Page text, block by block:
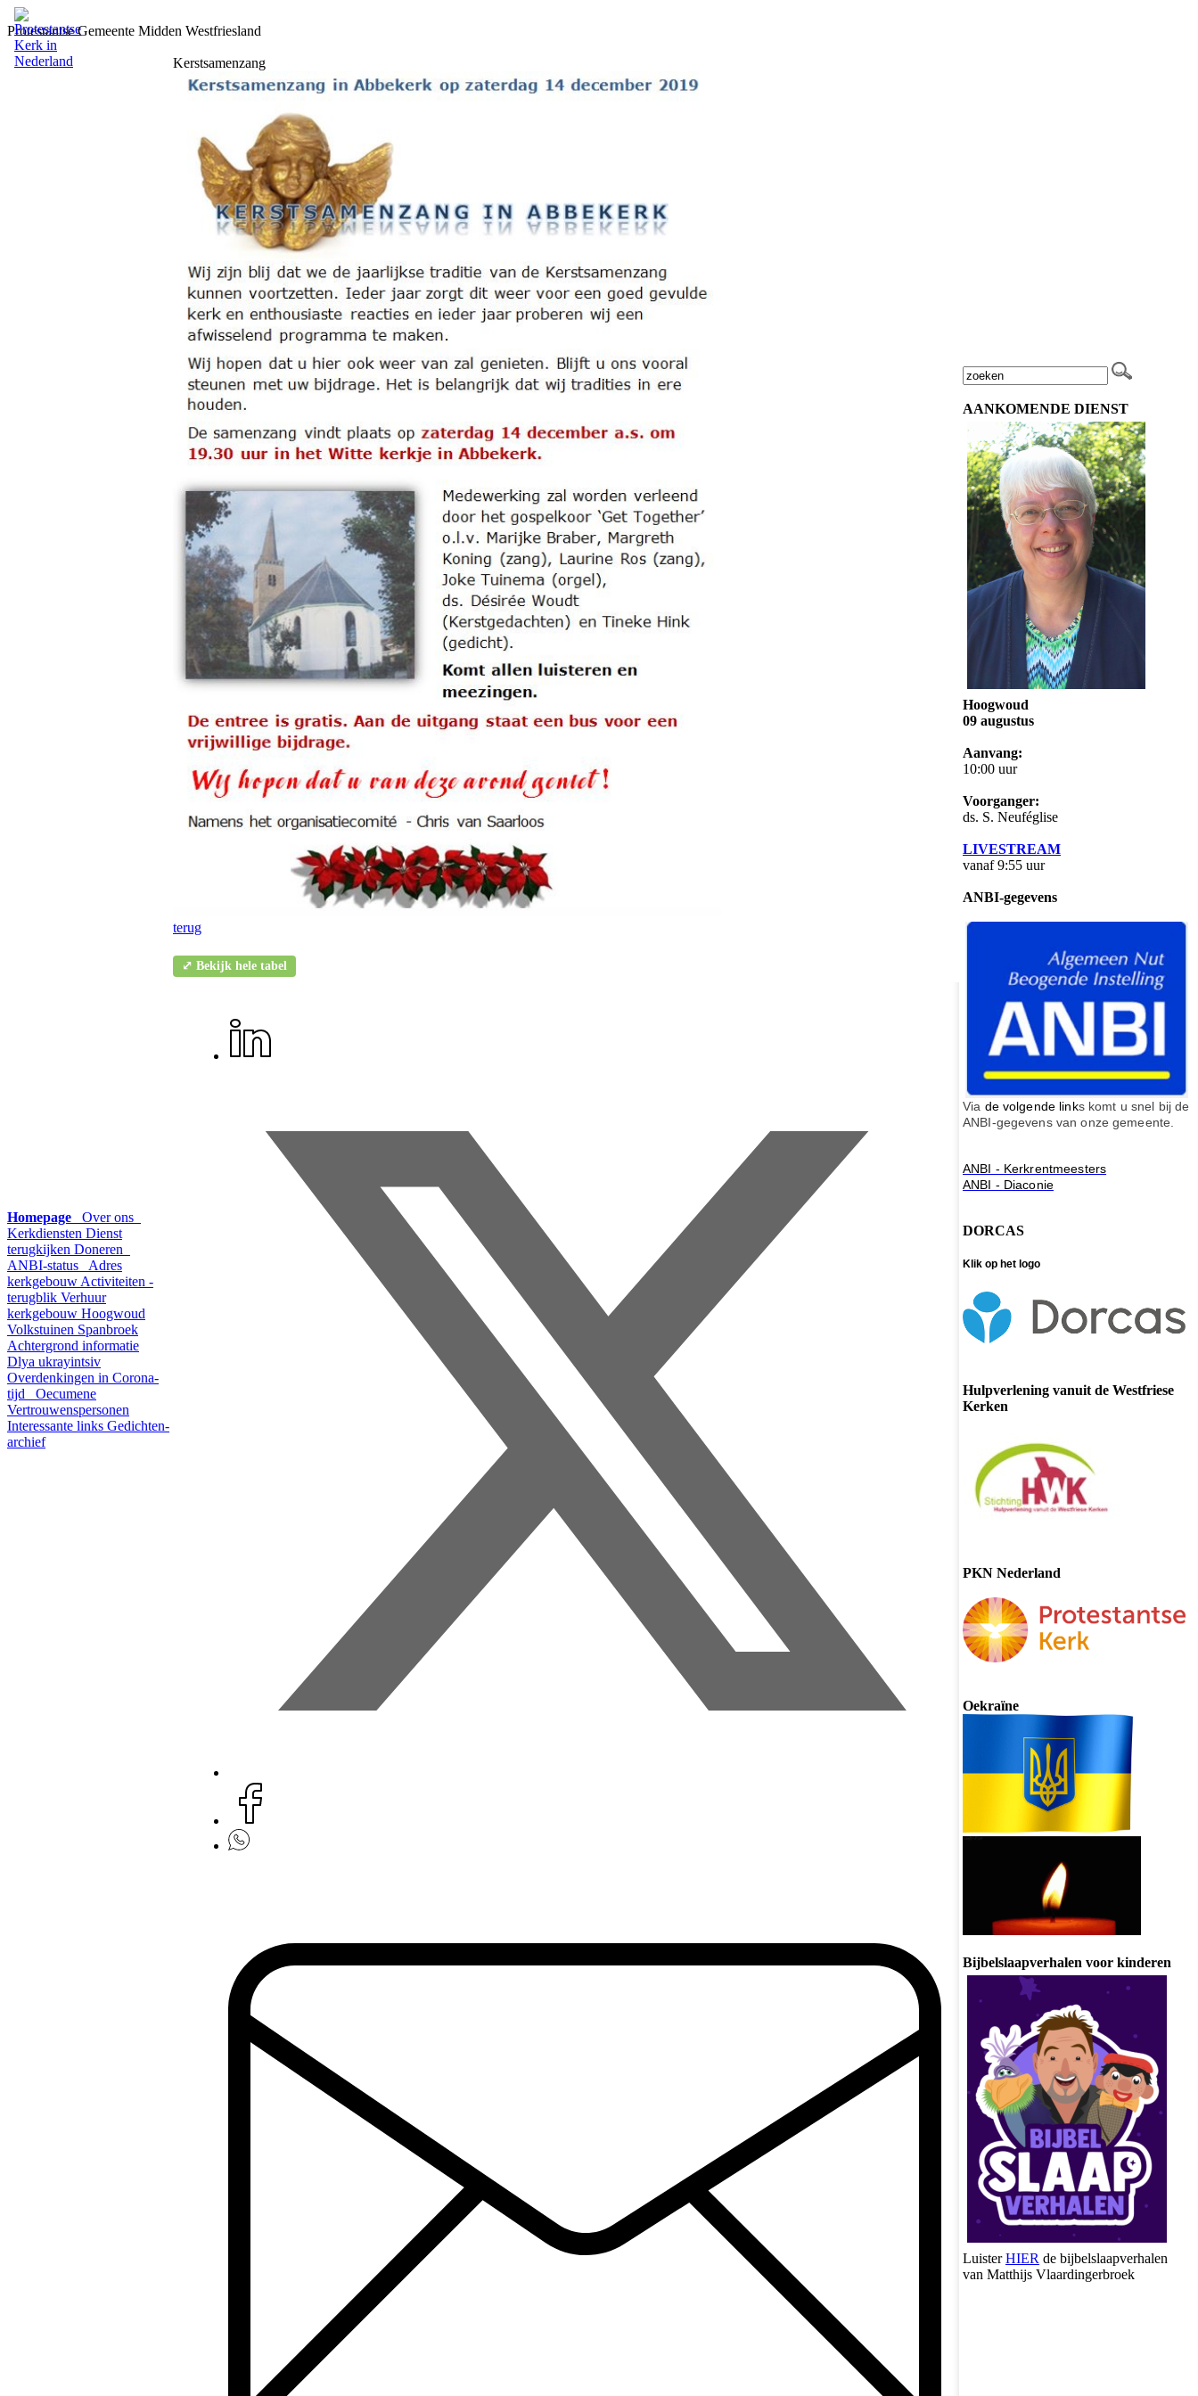
Protestantse Gemeente Midden Westfriesland
Homepage
Over ons
Kerkdiensten Dienst
terugkijken Doneren
ANBI-status
Adres
kerkgebouw Activiteiten -
terugblik Verhuur
kerkgebouw Hoogwoud
Volkstuinen Spanbroek
Achtergrond informatie
Dlya ukrayintsiv
Overdenkingen in Corona-
tijd
Oecumene
Vertrouwenspersonen
Interessante links Gedichten-
archief
Kerstsamenzang
terug
⤢ Bekijk hele tabel
AANKOMENDE DIENST
Hoogwoud
09 augustus
Aanvang:
10:00 uur
Voorganger:
ds. S. Neuféglise
LIVESTREAM
vanaf 9:55 uur
ANBI-gegevens
Via de volgende links komt u snel bij de
ANBI-gegevens van onze gemeente.
ANBI - Kerkrentmeesters
ANBI - Diaconie
DORCAS
Klik op het logo
Hulpverlening vanuit de Westfriese
Kerken
PKN Nederland
Oekraïne
Bijbelslaapverhalen voor kinderen
LuisterHIER de bijbelslaapverhalen
van Matthijs Vlaardingerbroek